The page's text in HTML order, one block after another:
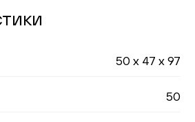
50 x 47 x 97
50